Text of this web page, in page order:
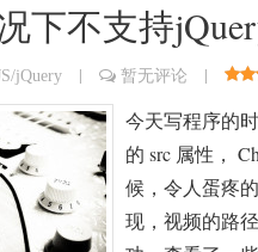
下不支持
jQuery | 暂无评论 |
今天写程序的
的 src 属性，
候，令人蛋疼
现，视频的路